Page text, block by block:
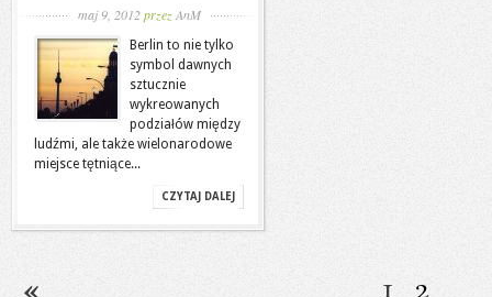
maj 9, 2012przezAnM
Berlin to nie tylko
symbol dawnych
sztucznie
wykreowanych
podziałów między
ludźmi, ale także wielonarodowe
miejsce tętniące...
CZYTAJ DALEJ